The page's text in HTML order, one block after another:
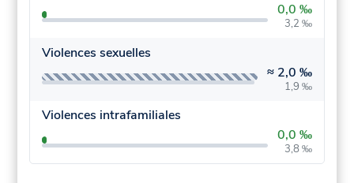
0,0 ‰
3,2 ‰
Violences sexuelles
≈ 2,0 ‰
1,9 ‰
Violences intrafamiliales
0,0 ‰
3,8 ‰